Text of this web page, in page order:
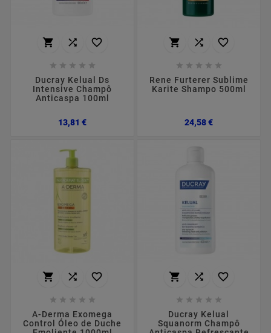
  
    
Ducray Kelual Ds
Intensive Champô
Anticaspa 100ml
13,81 €Preço
  
    
Rene Furterer Sublime
Karite Shampo 500ml
24,58 €Preço
  
    
A-Derma Exomega
Control Óleo de Duche
  
    
Ducray Kelual
Squanorm Champô